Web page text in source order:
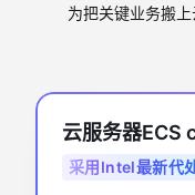
为把关键业务搬
云服务器ECS
采用Intel最新代